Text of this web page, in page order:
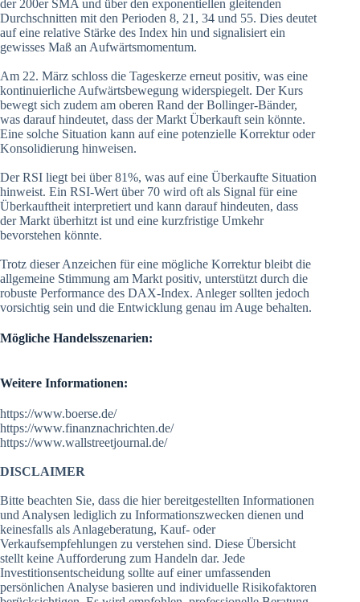
der 200er SMA und über den exponentiellen gleitenden
Durchschnitten mit den Perioden 8, 21, 34 und 55. Dies deutet
auf eine relative Stärke des Index hin und signalisiert ein
gewisses Maß an Aufwärtsmomentum.
Am 22. März schloss die Tageskerze erneut positiv, was eine
kontinuierliche Aufwärtsbewegung widerspiegelt. Der Kurs
bewegt sich zudem am oberen Rand der Bollinger-Bänder,
was darauf hindeutet, dass der Markt Überkauft sein könnte.
Eine solche Situation kann auf eine potenzielle Korrektur oder
Konsolidierung hinweisen.
Der RSI liegt bei über 81%, was auf eine Überkaufte Situation
hinweist. Ein RSI-Wert über 70 wird oft als Signal für eine
Überkauftheit interpretiert und kann darauf hindeuten, dass
der Markt überhitzt ist und eine kurzfristige Umkehr
bevorstehen könnte.
Trotz dieser Anzeichen für eine mögliche Korrektur bleibt die
allgemeine Stimmung am Markt positiv, unterstützt durch die
robuste Performance des DAX-Index. Anleger sollten jedoch
vorsichtig sein und die Entwicklung genau im Auge behalten.
Mögliche Handelsszenarien:
Weitere Informationen:
https://www.boerse.de/
https://www.finanznachrichten.de/
https://www.wallstreetjournal.de/
DISCLAIMER
Bitte beachten Sie, dass die hier bereitgestellten Informationen
und Analysen lediglich zu Informationszwecken dienen und
keinesfalls als Anlageberatung, Kauf- oder
Verkaufsempfehlungen zu verstehen sind. Diese Übersicht
stellt keine Aufforderung zum Handeln dar. Jede
Investitionsentscheidung sollte auf einer umfassenden
persönlichen Analyse basieren und individuelle Risikofaktoren